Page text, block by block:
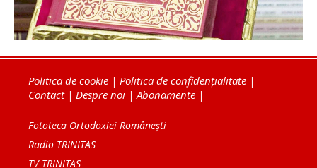
Politica de cookie | Politica de confidențialitate |
Contact| Despre noi |Abonamente |
Fototeca Ortodoxiei Românești
Radio TRINITAS
TV TRINITAS